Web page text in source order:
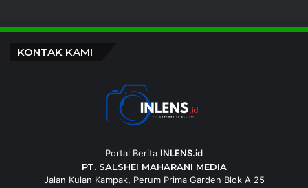
KONTAK KAMI
Portal Berita INLENS.id
PT. SALSHEI MAHARANI MEDIA
Jalan Kulan Kampak, Perum Prima Garden Blok A 25